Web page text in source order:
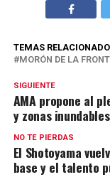
TEMAS
MORÓN DE LA
SIGUIENTE
AMA propone al
y zonas inundables
NO TE PIERDAS
El Shotoyama
base y el talento